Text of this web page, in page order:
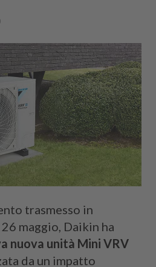
trasmesso in
maggio, Daikin ha
nuova unità Mini VRV
da un impatto